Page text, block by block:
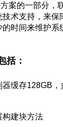
案的一部分，
术支持，来保
时间来维护系
括：
缓存128GB
构建块方法